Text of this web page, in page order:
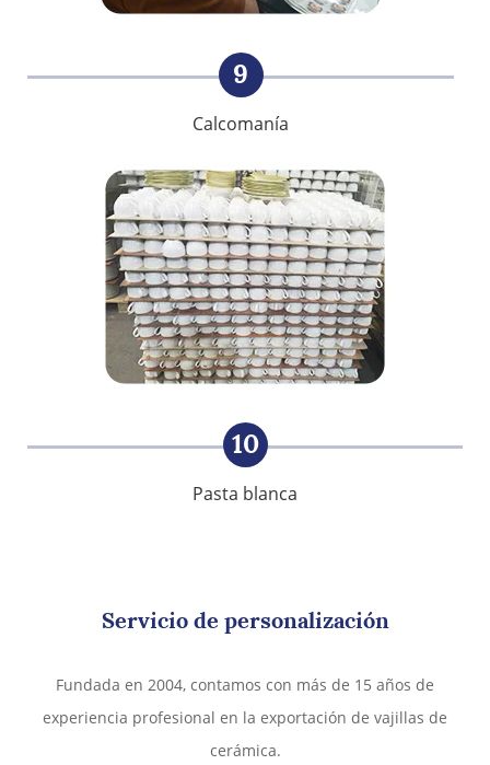
9
Calcomanía
10
Pasta blanca
Servicio de personalización
Fundada en 2004, contamos con más de 15 años de
experiencia profesional en la exportación de vajillas de
cerámica.